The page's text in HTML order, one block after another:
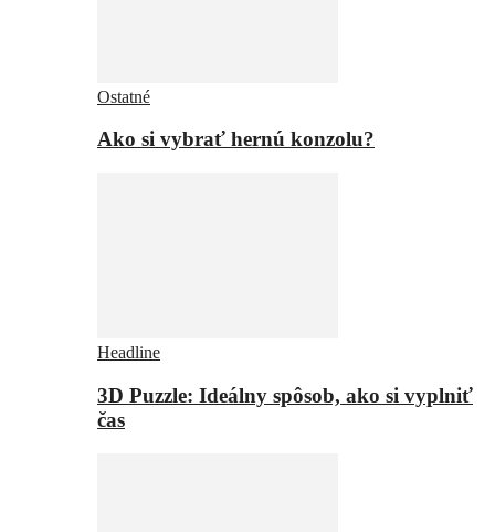
Ostatné
Ako si vybrať hernú konzolu?
Headline
3D Puzzle: Ideálny spôsob, ako si vyplniť
čas